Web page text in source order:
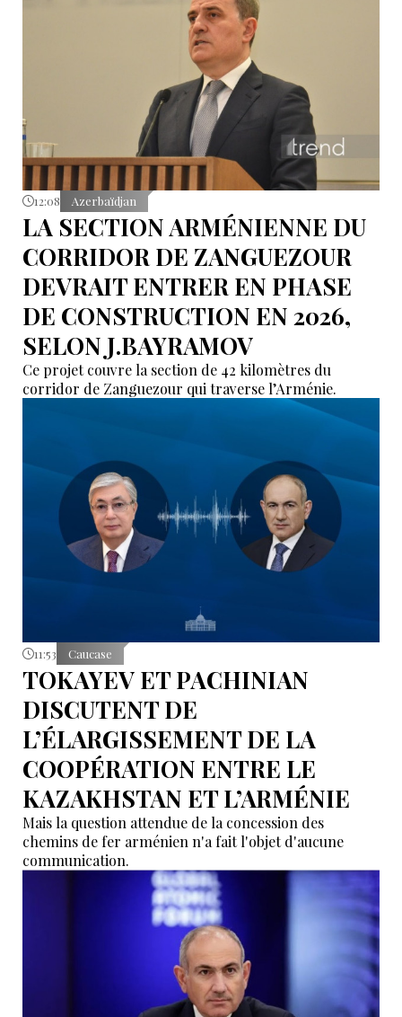
12:08 Azerbaïdjan
LA SECTION ARMÉNIENNE DU
CORRIDOR DE ZANGUEZOUR
DEVRAIT ENTRER EN PHASE
DE CONSTRUCTION EN 2026,
SELON J.BAYRAMOV
Ce projet couvre la section de 42 kilomètres du
corridor de Zanguezour qui traverse l’Arménie.
11:53 Caucase
TOKAYEV ET PACHINIAN
DISCUTENT DE
L’ÉLARGISSEMENT DE LA
COOPÉRATION ENTRE LE
KAZAKHSTAN ET L’ARMÉNIE
Mais la question attendue de la concession des
chemins de fer arménien n'a fait l'objet d'aucune
communication.